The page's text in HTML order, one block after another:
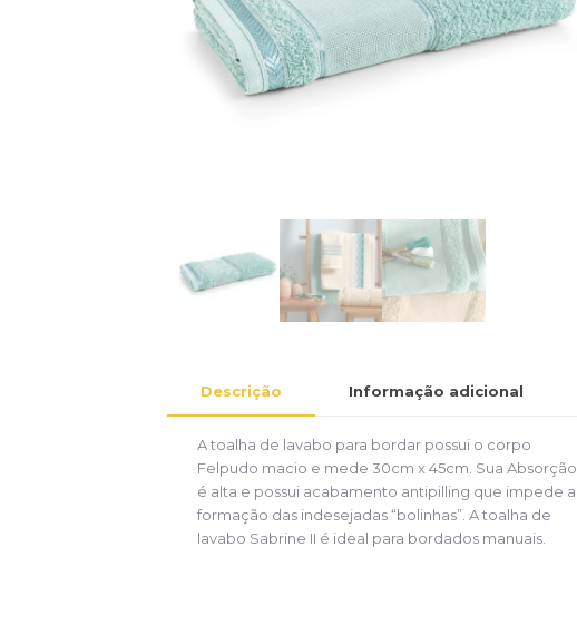
Descrição Informação adicional
A toalha de lavabo para bordar possui o corpo
Felpudo macio e mede 30cm x 45cm. Sua Absorção
é alta e possui acabamento antipilling que impede a
formação das indesejadas “bolinhas”. A toalha de
lavabo Sabrine II é ideal para bordados manuais.